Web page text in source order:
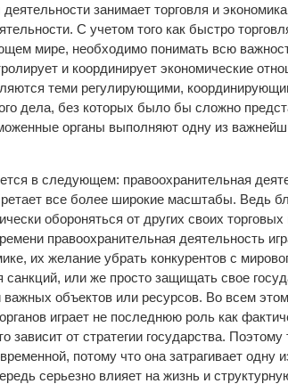
занимает торговля и
С учетом того как быстро
мире, необходимо понимать всю
и координирует экономические
теми регулирующими,
дела, без которых было бы сложно
органы выполняют одну из
в следующем: правоохранительная
все более широкие масштабы. Ведь
обороняться от других своих торговых
правоохранительная деятельность
их желание убрать конкурентов с
или же просто защищать свое
важных объектов или ресурсов. Во всем этом
играет не последнюю роль как
зависит от стратегии государства.
потому что она затрагивает одну
серьезно влияет на жизнь и